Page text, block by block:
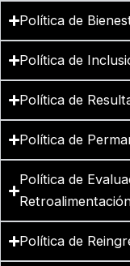
Política de
Política de
Política de
Política de
Política de
Política de